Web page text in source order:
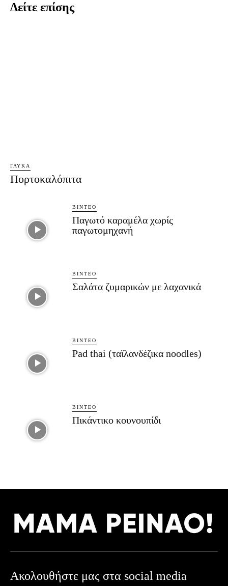
Δείτε επίσης
ΓΛΥΚΆ
Πορτοκαλόπιτα
ΒΊΝΤΕΟ
Παγωτό καραμέλα χωρίς
παγωτομηχανή
ΒΊΝΤΕΟ
Σαλάτα ζυμαρικών με λαχανικά
ΒΊΝΤΕΟ
Pad thai (ταϊλανδέζικα noodles)
ΒΊΝΤΕΟ
Πικάντικο κουνουπίδι
Ακολουθήστε μας στα social media